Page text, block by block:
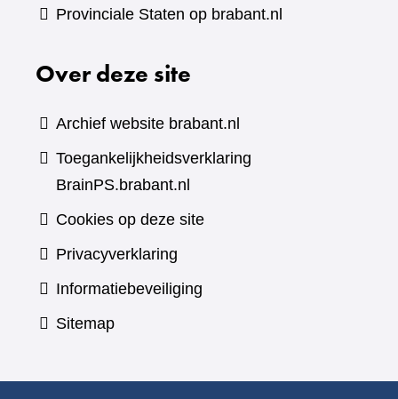
Provinciale Staten op brabant.nl
Over deze site
Archief website brabant.nl
Toegankelijkheidsverklaring
BrainPS.brabant.nl
Cookies op deze site
Privacyverklaring
Informatiebeveiliging
Sitemap